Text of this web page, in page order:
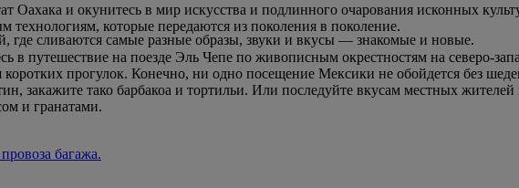
Оахака и окунитесь в мир искусства и подлинного очарования исконных
которые передаются из поколения в поколение.
в путешествие на поезде Эль Чепе по живописным окрестностям на северо-
прогулок. Конечно, ни одно посещение Мексики не обойдется без
закажите тако барбакоа и тортильи. Или последуйте вкусам местных
и гранатами.
где сливаются самые разные образы, звуки и вкусы — знакомые и новые.
багажа.